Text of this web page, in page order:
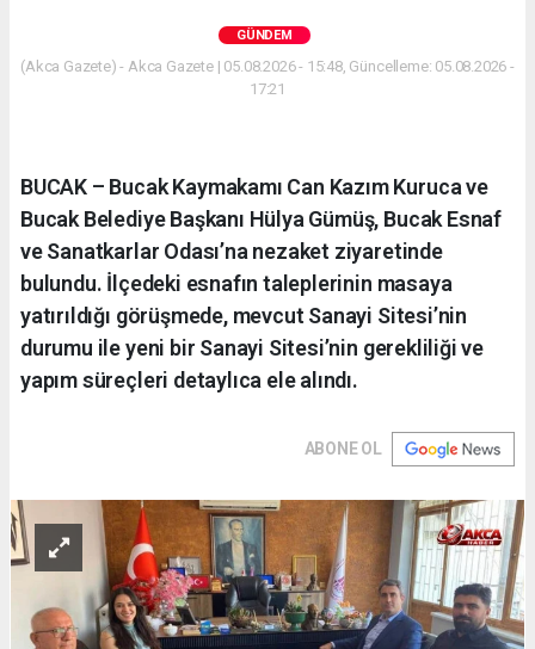
GÜNDEM
(Akca Gazete) - Akca Gazete | 05.08.2026 - 15:48, Güncelleme: 05.08.2026 -
17:21
BUCAK – Bucak Kaymakamı Can Kazım Kuruca ve
Bucak Belediye Başkanı Hülya Gümüş, Bucak Esnaf
ve Sanatkarlar Odası’na nezaket ziyaretinde
bulundu. İlçedeki esnafın taleplerinin masaya
yatırıldığı görüşmede, mevcut Sanayi Sitesi’nin
durumu ile yeni bir Sanayi Sitesi’nin gerekliliği ve
yapım süreçleri detaylıca ele alındı.
ABONE OL